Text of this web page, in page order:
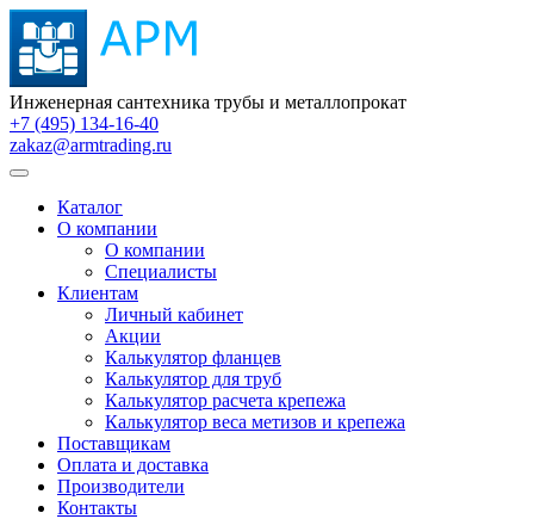
Инженерная сантехника трубы и металлопрокат
+7 (495) 134-16-40
zakaz@armtrading.ru
Каталог
О компании
О компании
Специалисты
Клиентам
Личный кабинет
Акции
Калькулятор фланцев
Калькулятор для труб
Калькулятор расчета крепежа
Калькулятор веса метизов и крепежа
Поставщикам
Оплата и доставка
Производители
Контакты